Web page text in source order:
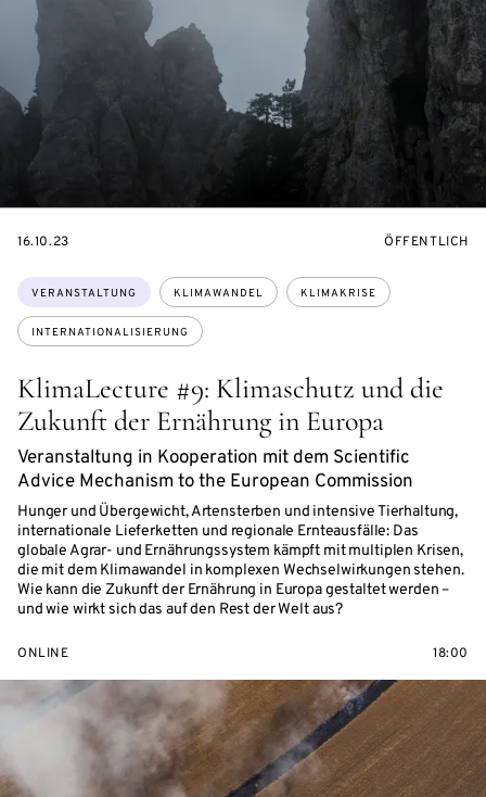
KlimaLecture #9: Klimaschutz und die
Zukunft der Ernährung in Europa
Veranstaltung in Kooperation mit dem Scientific
Advice Mechanism to the European Commission
Hunger und Übergewicht, Artensterben und intensive Tierhaltung,
internationale Lieferketten und regionale Ernteausfälle: Das
globale Agrar- und Ernährungssystem kämpft mit multiplen Krisen,
die mit dem Klimawandel in komplexen Wechselwirkungen stehen.
Wie kann die Zukunft der Ernährung in Europa gestaltet werden –
und wie wirkt sich das auf den Rest der Welt aus?
Themen:
VERANSTALTUNG KLIMAWANDEL KLIMAKRISE
INTERNATIONALISIERUNG
EVENTBEGINSON
16.10.23 ÖFFENTLICH
ONLINE 18:00